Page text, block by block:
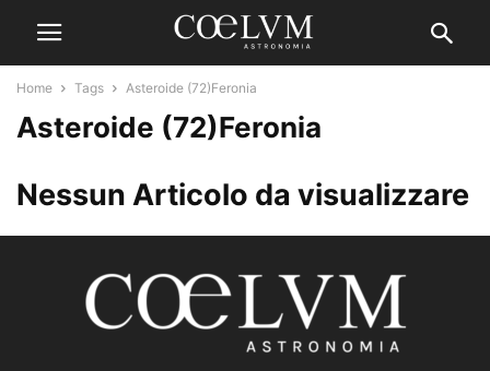
Home Tags Asteroide (72)Feronia
Asteroide (72)Feronia
Nessun Articolo da visualizzare